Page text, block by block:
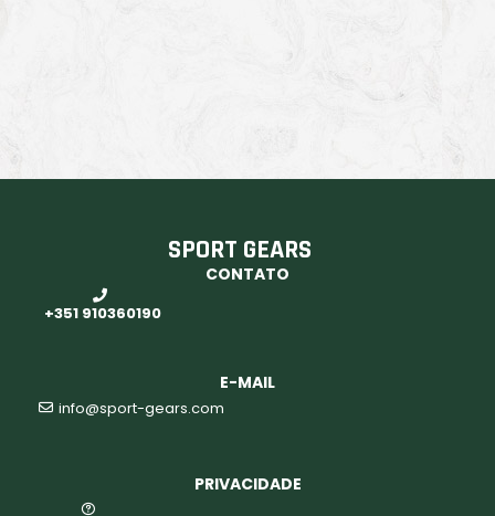
SPORT GEARS
CONTATO
+351 910360190
E-MAIL
info@sport-gears.com
PRIVACIDADE